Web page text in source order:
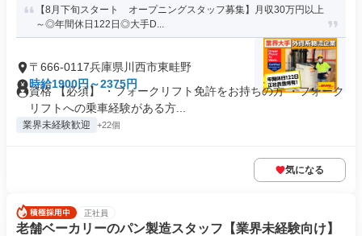
【8月下旬スタート オープニングスタッフ募集】月収30万円以上
～◎年間休日122日◎大手D...
〒666-0117兵庫県川西市東畦野
時給1900円～2375円
資格 【必須】 ・フォークリフト免許をお持ちの方 ・フォーク
リフトへの乗車経験がある方...
業界未経験歓迎 +22個
気になる
正社員
老舗ベーカリーのパン製造スタッフ【業界未経験向け】